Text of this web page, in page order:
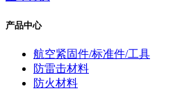
产品中心
航空紧固件/标准件/工具
防雷击材料
防火材料